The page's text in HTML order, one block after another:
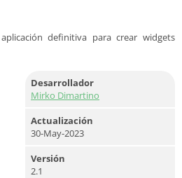
definitiva para crear widgets
Desarrollador
Mirko Dimartino
Actualización
30-May-2023
Versión
2.1